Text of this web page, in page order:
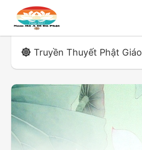
Truyền Thuyết Phật Giáo